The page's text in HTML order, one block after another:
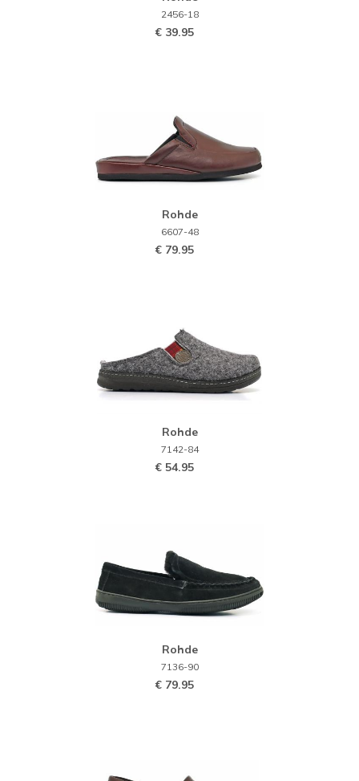
2456-18
€ 39.95
Rohde
6607-48
€ 79.95
Rohde
7142-84
€ 54.95
Rohde
7136-90
€ 79.95